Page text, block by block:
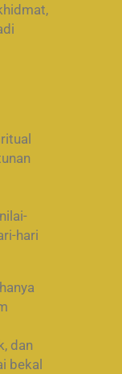
hari
dan
bekal